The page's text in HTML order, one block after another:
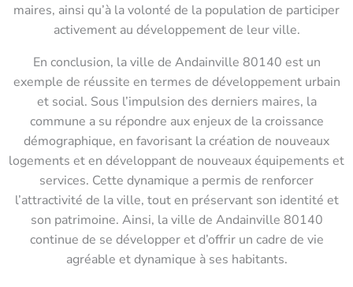
maires, ainsi qu’à la volonté de la population de participer
activement au développement de leur ville.
En conclusion, la ville de Andainville 80140 est un
exemple de réussite en termes de développement urbain
et social. Sous l’impulsion des derniers maires, la
commune a su répondre aux enjeux de la croissance
démographique, en favorisant la création de nouveaux
logements et en développant de nouveaux équipements et
services. Cette dynamique a permis de renforcer
l’attractivité de la ville, tout en préservant son identité et
son patrimoine. Ainsi, la ville de Andainville 80140
continue de se développer et d’offrir un cadre de vie
agréable et dynamique à ses habitants.